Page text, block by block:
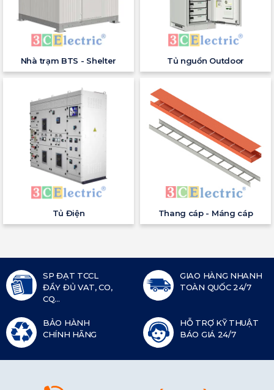
Nhà trạm BTS - Shelter Tủ nguồn Outdoor
Tủ Điện Thang cáp - Máng cáp
SP ĐẠT TCCL
ĐẦY ĐỦ VAT, CO,
CQ...
GIAO HÀNG NHANH
TOÀN QUỐC 24/7
BẢO HÀNH
CHÍNH HÃNG
HỖ TRỢ KỸ THUẬT
BÁO GIÁ 24/7